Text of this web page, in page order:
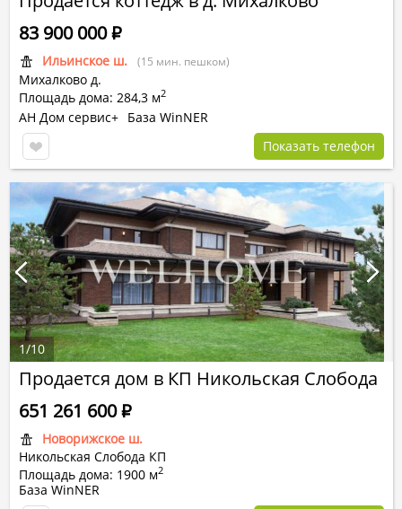
Ильинское ш. (15 мин. пешком)
Михалково д.
Площадь дома: 284,3 м2
83 900 000Р
АН Дом сервис+ База WinNER
Показать телефон
Продается дом в КП Никольская Слобода
Новорижское ш.
Никольская Слобода КП
Площадь дома: 1900 м2
651 261 600Р
База WinNER
1/10